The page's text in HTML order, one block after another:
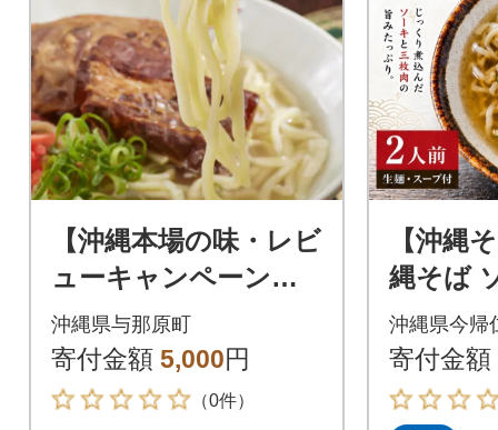
【沖縄本場の味・レビ
ューキャンペーン対
象】与那覇食品の沖縄
そば6食セット(麺・出
汁のみ)
沖縄県与那原町
寄付金額 5,000円
（0件）
【沖縄
縄そば
肉付き
沖縄県今帰
寄付金額